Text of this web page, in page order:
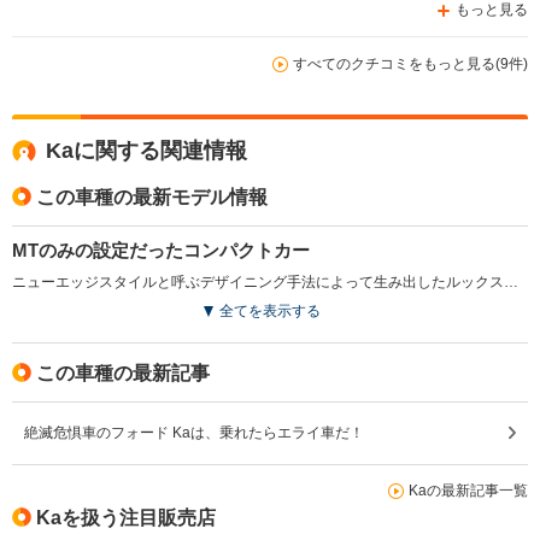
もっと見る
すべてのクチコミをもっと見る(9件)
Kaに関する関連情報
この車種の最新モデル情報
MTのみの設定だったコンパクトカー
全てを表示する
この車種の最新記事
絶滅危惧車のフォード Kaは、乗れたらエライ車だ！
Kaの最新記事一覧
Kaを扱う注目販売店